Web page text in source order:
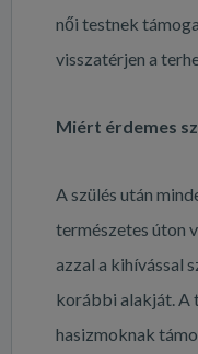
női testnek
visszatérjen a
Miért érdemes
A szülés után
természetes úton
azzal a kihívással
korábbi alakját. A
hasizmoknak